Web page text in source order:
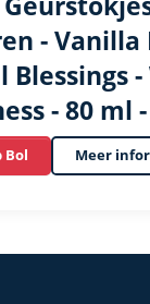
-
Blessings
- 80 ml
Bol Meer